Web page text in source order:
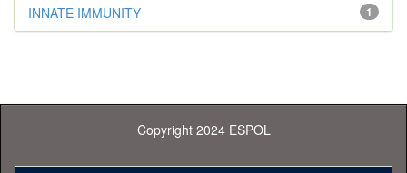
1
INNATE IMMUNITY
Copyright 2024 ESPOL